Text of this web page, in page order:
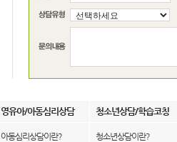
영유아/아동심리상담 청소년상담/학습코칭
아동심리상담이란?
청소년상담이란?